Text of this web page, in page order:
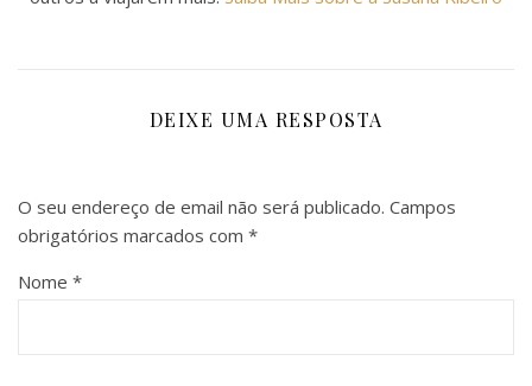
DEIXE UMA RESPOSTA
O seu endereço de email não será publicado. Campos
obrigatórios marcados com *
Nome *